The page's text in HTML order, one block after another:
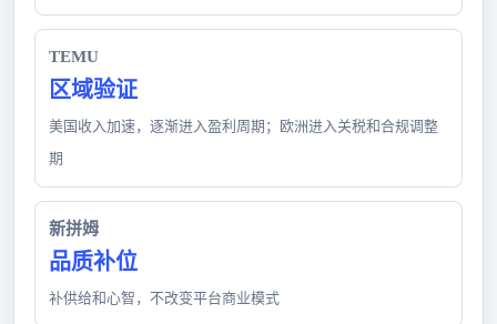
TEMU
区域验证
美国收入加速，逐渐进入盈利周期；欧洲进入关税和合规调整
期
新拼姆
品质补位
补供给和心智，不改变平台商业模式